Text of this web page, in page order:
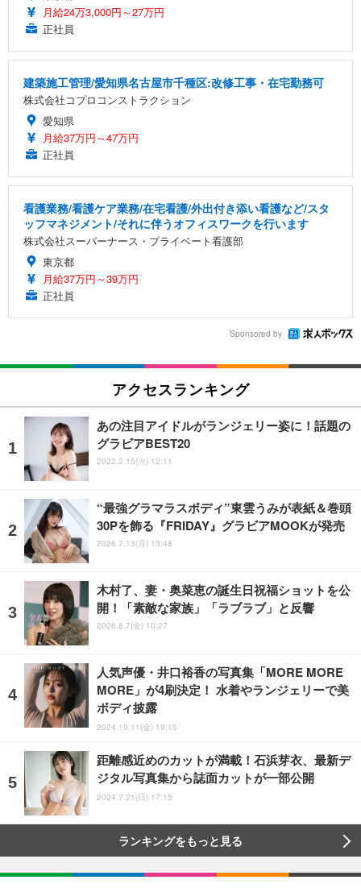
月給24万3,000円～27万円
正社員
建築施工管理/愛知県名古屋市千種区:改修工事・在宅勤務可
株式会社コプロコンストラクション
愛知県
月給37万円～47万円
正社員
看護業務/看護ケア業務/在宅看護/外出付き添い看護など/スタ
ッフマネジメント/それに伴うオフィスワークを行います
株式会社スーパーナース・プライベート看護部
東京都
月給37万円～39万円
正社員
Sponsored by
アクセスランキング
あの注目アイドルがランジェリー姿に！話題の
グラビアBEST20
2022.2.15(火) 12:11
“最強グラマラスボディ”東雲うみが表紙＆巻頭
30Pを飾る『FRIDAY』グラビアMOOKが発売
2026.7.13(月) 13:48
木村了、妻・奥菜恵の誕生日祝福ショットを公
開！「素敵な家族」「ラブラブ」と反響
2026.8.7(金) 10:27
人気声優・井口裕香の写真集「MORE MORE
MORE」が4刷決定！ 水着やランジェリーで美
ボディ披露
2024.10.11(金) 19:15
距離感近めのカットが満載！石浜芽衣、最新デ
ジタル写真集から誌面カットが一部公開
2024.7.21(日) 17:15
ランキングをもっと見る